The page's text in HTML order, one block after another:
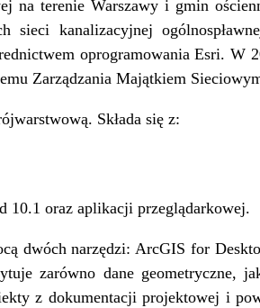
na terenie Warszawy i gmin
sieci kanalizacyjnej
oprogramowania Esri. W
Zarządzania Majątkiem
Składa się z:
10.1 oraz aplikacji przeglądarkowej.
dwóch narzędzi: ArcGIS for
zarówno dane geometryczne,
z dokumentacji projektowej i